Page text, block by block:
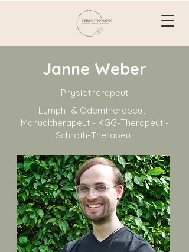
Janne Weber
Physiotherapeut
Lymph- & Ödemtherapeut -
Manualtherapeut - KGG-Therapeut -
Schroth-Therapeut